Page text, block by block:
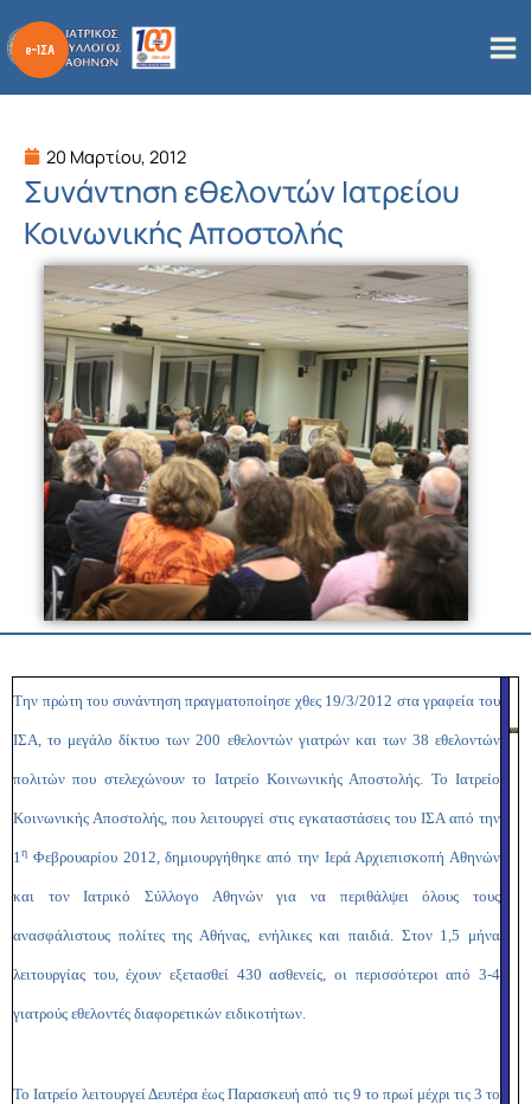
στο
περιεχόμενο
20 Μαρτίου, 2012
Συνάντηση εθελοντών Ιατρείου
Κοινωνικής Αποστολής
Την πρώτη του συνάντηση πραγματοποίησε χθες 19/3/2012 στα γραφεία του
ΙΣΑ, το μεγάλο δίκτυο των 200 εθελοντών γιατρών και των 38 εθελοντών
πολιτών που στελεχώνουν το Ιατρείο Κοινωνικής Αποστολής. Το Ιατρείο
Κοινωνικής Αποστολής, που λειτουργεί στις εγκαταστάσεις του ΙΣΑ από την
1η Φεβρουαρίου 2012, δημιουργήθηκε από την Ιερά Αρχιεπισκοπή Αθηνών
και τον Ιατρικό Σύλλογο Αθηνών για να περιθάλψει όλους τους
ανασφάλιστους πολίτες της Αθήνας, ενήλικες και παιδιά. Στον 1,5 μήνα
λειτουργίας του, έχουν εξετασθεί 430 ασθενείς, οι περισσότεροι από 3-4
γιατρούς εθελοντές διαφορετικών ειδικοτήτων.
Το Ιατρείο λειτουργεί Δευτέρα έως Παρασκευή από τις 9 το πρωί μέχρι τις 3 το